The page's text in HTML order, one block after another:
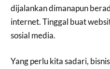
dijalankan dimanapun
internet. Tinggal buat
sosial media.
Yang perlu kita sadari,